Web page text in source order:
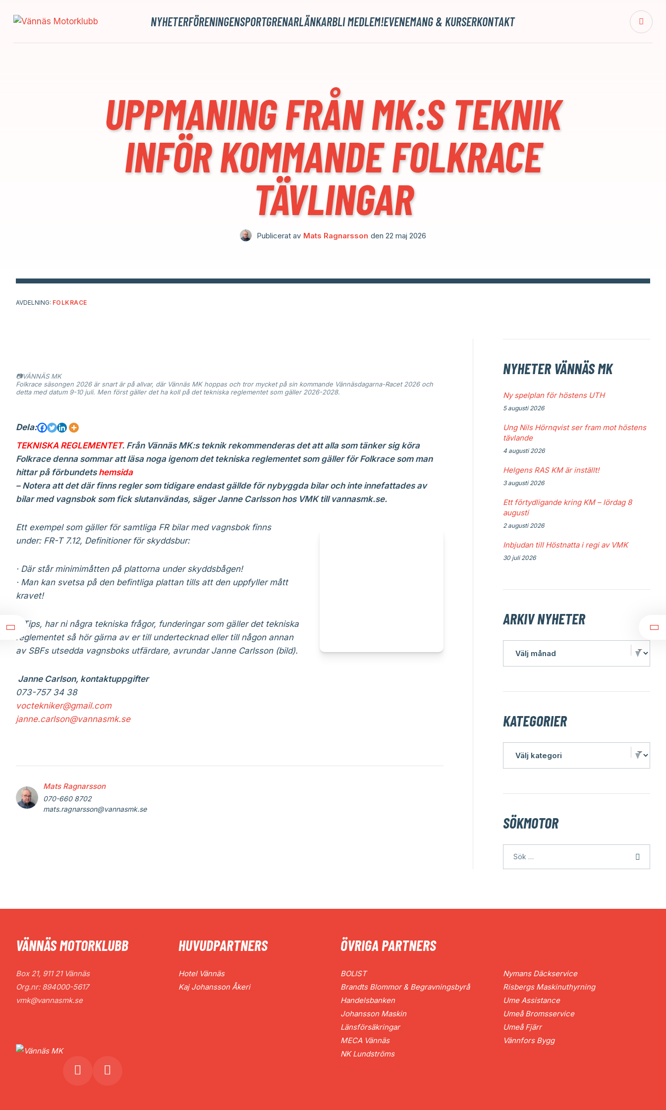
NYHETERFÖRENINGENSPORTGRENARLÄNKARBLI MEDLEM!EVENEMANG & KURSERKONTAKT
UPPMANING FRÅN MK:S TEKNIK
INFÖR KOMMANDE FOLKRACE
TÄVLINGAR
Publicerat av Mats Ragnarsson den 22 maj 2026
AVDELNING: FOLKRACE
📷VÄNNÄS MK
Folkrace säsongen 2026 är snart är på allvar, där Vännäs MK hoppas och tror mycket på sin kommande Vännäsdagarna-Racet 2026 och
detta med datum 9-10 juli. Men först gäller det ha koll på det tekniska reglementet som gäller 2026-2028.
Dela:
TEKNISKA REGLEMENTET. Från Vännäs MK:s teknik rekommenderas det att alla som tänker sig köra
Folkrace denna sommar att läsa noga igenom det tekniska reglementet som gäller för Folkrace som man
hittar på förbundets hemsida
– Notera att det där finns regler som tidigare endast gällde för nybyggda bilar och inte innefattades av
bilar med vagnsbok som fick slutanvändas, säger Janne Carlsson hos VMK till vannasmk.se.
Ett exempel som gäller för samtliga FR bilar med vagnsbok finns
under: FR-T 7.12, Definitioner för skyddsbur:
· Där står minimimåtten på plattorna under skyddsbågen!
· Man kan svetsa på den befintliga plattan tills att den uppfyller mått
kravet!
– Tips, har ni några tekniska frågor, funderingar som gäller det tekniska
reglementet så hör gärna av er till undertecknad eller till någon annan
av SBFs utsedda vagnsboks utfärdare, avrundar Janne Carlsson (bild).
Janne Carlson, kontaktuppgifter
073-757 34 38
voctekniker@gmail.com
janne.carlson@vannasmk.se
Mats Ragnarsson
070-660 8702
mats.ragnarsson@vannasmk.se
NYHETER VÄNNÄS MK
Ny spelplan för höstens UTH
5 augusti 2026
Ung Nils Hörnqvist ser fram mot höstens
tävlande
4 augusti 2026
Helgens RAS KM är inställt!
3 augusti 2026
Ett förtydligande kring KM – lördag 8
augusti
2 augusti 2026
Inbjudan till Höstnatta i regi av VMK
30 juli 2026
ARKIV NYHETER
KATEGORIER
SÖKMOTOR
VÄNNÄS MOTORKLUBB
Box 21, 911 21 Vännäs
Org.nr: 894000-5617
vmk@vannasmk.se
HUVUDPARTNERS
Hotel Vännäs
Kaj Johansson Åkeri
ÖVRIGA PARTNERS
BOLIST
Brandts Blommor & Begravningsbyrå
Handelsbanken
Johansson Maskin
Länsförsäkringar
MECA Vännäs
NK Lundströms
Nymans Däckservice
Risbergs Maskinuthyrning
Ume Assistance
Umeå Bromsservice
Umeå Fjärr
Vännfors Bygg